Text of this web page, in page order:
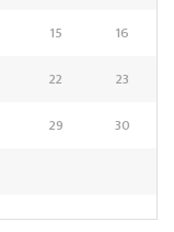
15
16
22
23
29
30